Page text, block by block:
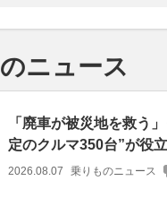
ニュース
「廃車が被災地を救う
定のクルマ350台”が役
2026.08.07 乗りものニュース